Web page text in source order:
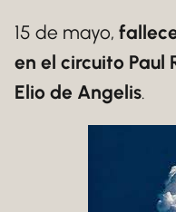
15 de mayo,
en el circuito Paul
Elio de Angelis.